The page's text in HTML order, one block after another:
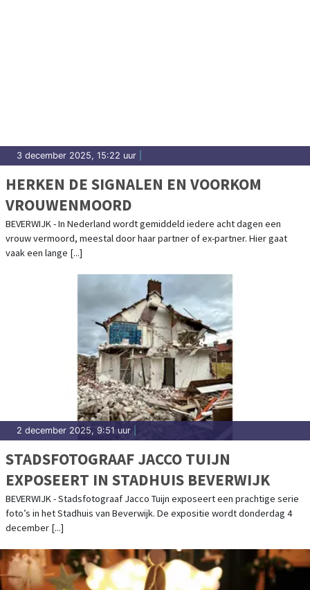
3 december 2025, 15:22 uur
HERKEN DE SIGNALEN EN VOORKOM
VROUWENMOORD
BEVERWIJK - In Nederland wordt gemiddeld iedere acht dagen een
vrouw vermoord, meestal door haar partner of ex-partner. Hier gaat
vaak een lange [...]
2 december 2025, 9:51 uur
STADSFOTOGRAAF JACCO TUIJN
EXPOSEERT IN STADHUIS BEVERWIJK
BEVERWIJK - Stadsfotograaf Jacco Tuijn exposeert een prachtige serie
foto’s in het Stadhuis van Beverwijk. De expositie wordt donderdag 4
december [...]